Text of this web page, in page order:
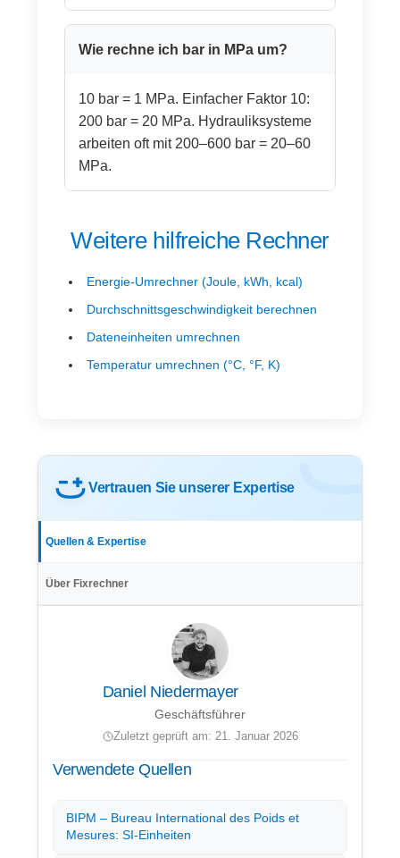
Wie rechne ich bar in MPa um?
10 bar = 1 MPa. Einfacher Faktor 10:
200 bar = 20 MPa. Hydrauliksysteme
arbeiten oft mit 200–600 bar = 20–60
MPa.
Weitere hilfreiche Rechner
Energie-Umrechner (Joule, kWh, kcal)
Durchschnittsgeschwindigkeit berechnen
Dateneinheiten umrechnen
Temperatur umrechnen (°C, °F, K)
Vertrauen Sie unserer Expertise
Quellen & Expertise
Über Fixrechner
Daniel Niedermayer
Geschäftsführer
Zuletzt geprüft am: 21. Januar 2026
Verwendete Quellen
BIPM – Bureau International des Poids et
Mesures: SI-Einheiten